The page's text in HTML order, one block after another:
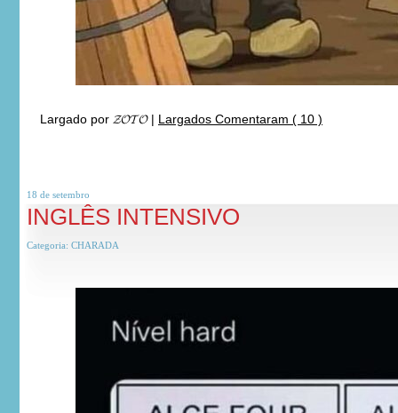
Largado por 𝓩𝓞𝓣𝓞| Largados Comentaram ( 10 )
18 de setembro
INGLÊS INTENSIVO
Categoria: CHARADA